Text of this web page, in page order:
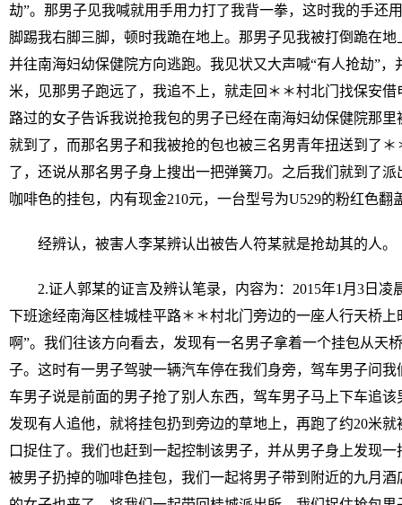
劫”。那男子见我喊就用手用力打了我背一拳，这时我的手还
脚踢我右脚三脚，顿时我跪在地上。那男子见我被打倒跪在
并往南海妇幼保健院方向逃跑。我见状又大声喊“有人抢劫”
米，见那男子跑远了，我追不上，就走回＊＊村北门找保安
路过的女子告诉我说抢我包的男子已经在南海妇幼保健院那
就到了，而那名男子和我被抢的包也被三名男青年扭送到了
了，还说从那名男子身上搜出一把弹簧刀。之后我们就到了
咖啡色的挂包，内有现金210元，一台型号为U529的粉红色翻
经辨认，被害人李某辨认出被告人符某就是抢劫其的人。
2.证人郭某的证言及辨认笔录，内容为：2015年1月3日
下班途经南海区桂城桂平路＊＊村北门旁边的一座人行天桥
啊”。我们往该方向看去，发现有一名男子拿着一个挂包从天
子。这时有一男子驾驶一辆汽车停在我们身旁，驾车男子问
车男子说是前面的男子抢了别人东西，驾车男子马上下车追
发现有人追他，就将挂包扔到旁边的草地上，再跑了约20米
口捉住了。我们也赶到一起控制该男子，并从男子身上发现
被男子扔掉的咖啡色挂包，我们一起将男子带到附近的九月